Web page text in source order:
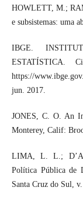
HOWLETT, M.;
e subsistemas: uma
IBGE.
ESTATÍSTICA.
https://
jun. 2017.
JONES, C. O. An
Monterey, Calif:
LIMA, L. L.;
Política Pública de
Santa Cruz do Sul,